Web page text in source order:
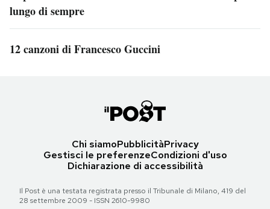
lungo di sempre
12 canzoni di Francesco Guccini
Chi siamoPubblicitàPrivacy
Gestisci le preferenzeCondizioni d'uso
Dichiarazione di accessibilità
Il Post è una testata registrata presso il Tribunale di Milano, 419 del
28 settembre 2009 - ISSN 2610-9980